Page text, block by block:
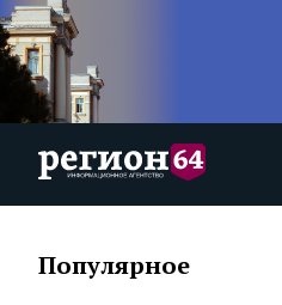
Популярное